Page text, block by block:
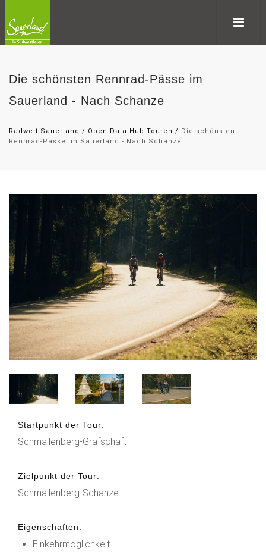
Die schönsten Rennrad-Pässe im
Sauerland - Nach Schanze
Radwelt-Sauerland / Open Data Hub Touren / Die schönsten
Rennrad-Pässe im Sauerland - Nach Schanze
Startpunkt der Tour:
Schmallenberg-Grafschaft
Zielpunkt der Tour:
Schmallenberg-Schanze
Eigenschaften:
Einkehrmöglichkeit